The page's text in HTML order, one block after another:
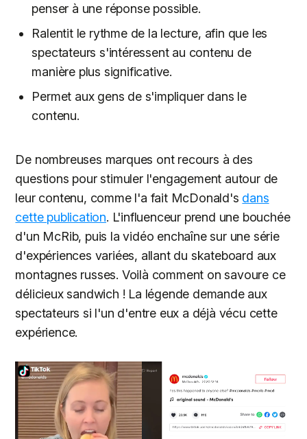
penser à une réponse possible.
Ralentit le rythme de la lecture, afin que les
spectateurs s'intéressent au contenu de
manière plus significative.
Permet aux gens de s'impliquer dans le
contenu.
De nombreuses marques ont recours à des
questions pour stimuler l'engagement autour de
leur contenu, comme l'a fait McDonald's dans
cette publication. L'influenceur prend une bouchée
d'un McRib, puis la vidéo enchaîne sur une série
d'expériences variées, allant du skateboard aux
montagnes russes. Voilà comment on savoure ce
délicieux sandwich ! La légende demande aux
spectateurs si l'un d'entre eux a déjà vécu cette
expérience.